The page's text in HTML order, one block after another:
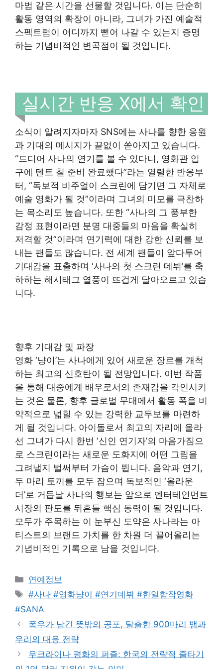
마법 같은 시간을 선물할 것입니다. 이는 단순히
활동 영역의 확장이 아니라, 그녀가 가진 예술적
스펙트럼이 어디까지 뻗어 나갈 수 있는지 증명
하는 기념비적인 변곡점이 될 것입니다.
실시간 반응 X에서 확인
소식이 알려지자마자 SNS에는 사나를 향한 응원
과 기대의 메시지가 끝없이 쏟아지고 있습니다.
“드디어 사나의 연기를 볼 수 있다니, 영화관 입
구에 텐트 칠 준비 완료했다”라는 열렬한 반응부
터, “독보적 비주얼이 스크린에 담기면 그 자체로
예술 영화가 될 것”이라며 그녀의 미모를 극찬하
는 목소리도 높습니다. 또한 “사나의 그 풍부한
감정 표현이라면 분명 대중들의 마음을 확실히
저격할 것”이라며 연기력에 대한 강한 신뢰를 보
내는 팬들도 많습니다. 전 세계 팬들이 앞다투어
기대감을 표출하며 ‘사나의 첫 스크린 데뷔’를 축
하하는 해시태그 열풍이 뜨겁게 달아오르고 있습
니다.
향후 기대감 및 파장
영화 ‘냥이’는 사나에게 있어 새로운 장르를 개척
하는 최고의 신호탄이 될 전망입니다. 이번 작품
을 통해 대중에게 배우로서의 존재감을 각인시키
는 것은 물론, 향후 글로벌 무대에서 활동 폭을 비
약적으로 넓힐 수 있는 강력한 교두보를 마련하
게 될 것입니다. 아이돌로서 최고의 자리에 올라
선 그녀가 다시 한번 ‘신인 연기자’의 마음가짐으
로 스크린이라는 새로운 도화지에 어떤 그림을
그려낼지 벌써부터 가슴이 뜁니다. 음악과 연기,
두 마리 토끼를 모두 잡으며 독보적인 ‘올라운
더’로 거듭날 사나의 행보는 앞으로 엔터테인먼트
시장의 판도를 뒤흔들 핵심 동력이 될 것입니다.
모두가 주목하는 이 눈부신 도약은 사나라는 아
티스트의 브랜드 가치를 한 차원 더 끌어올리는
기념비적인 기록으로 남을 것입니다.
Categories
연예정보
Tags
#사나 #영화냥이 #연기데뷔 #한일합작영화
#SANA
폭우가 남긴 뜻밖의 공포, 탈출한 900마리 뱀과
우리의 대응 전략
우크라이나 평화의 퍼즐: 한국의 전략적 줄타기